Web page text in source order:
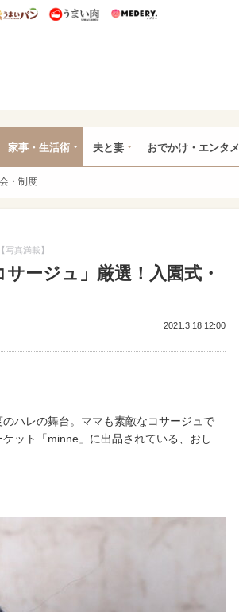
特集
いめし うまいパン うまい肉
家事・生活術 夫と妻 おでかけ・エンタメ
・制度
真満載】
ージュ」厳選！入園式・
2021.3.18 12:00
ハレの舞台。ママも素敵なコサージュで
ット「minne」に出品されている、おし